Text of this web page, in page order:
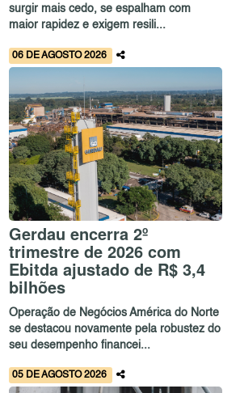
surgir mais cedo, se espalham com
maior rapidez e exigem resili...
06 DE AGOSTO 2026
Gerdau encerra 2º
trimestre de 2026 com
Ebitda ajustado de R$ 3,4
bilhões
Operação de Negócios América do Norte
se destacou novamente pela robustez do
seu desempenho financei...
05 DE AGOSTO 2026